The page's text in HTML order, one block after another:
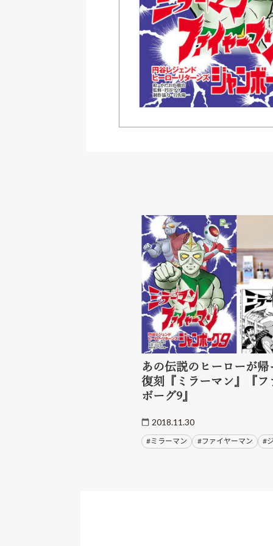
Amazon
あの伝説のヒーローが
復刻『ミラーマン』『
ボーグ9』
2018.11.30
#ミラーマン #ファイヤーマン #